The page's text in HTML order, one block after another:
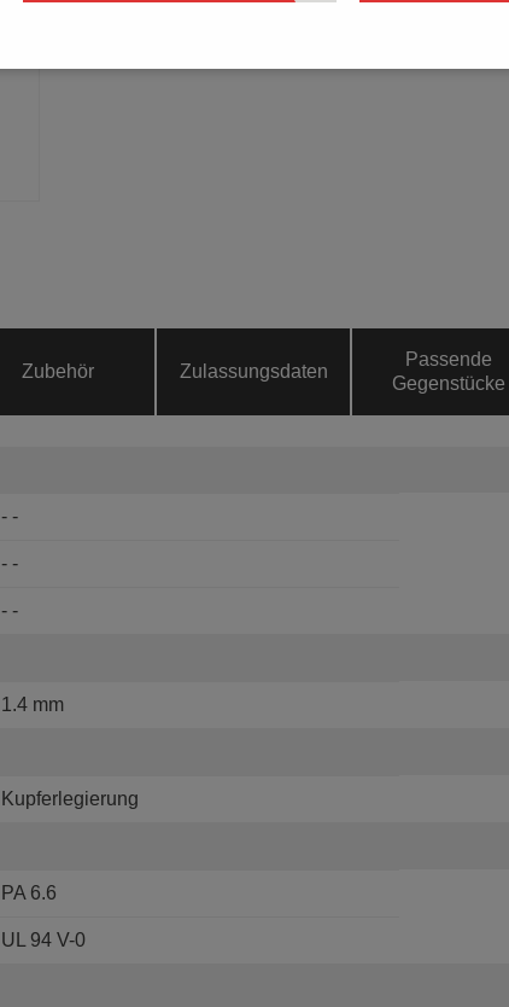
Zubehör Zulassungsdaten
Passende
Gegenstücke
- -
- -
- -
1.4 mm
Kupferlegierung
PA 6.6
UL 94 V-0